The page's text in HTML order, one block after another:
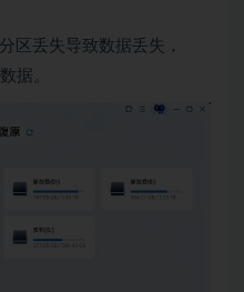
区丢失导致数据丢失，
据。